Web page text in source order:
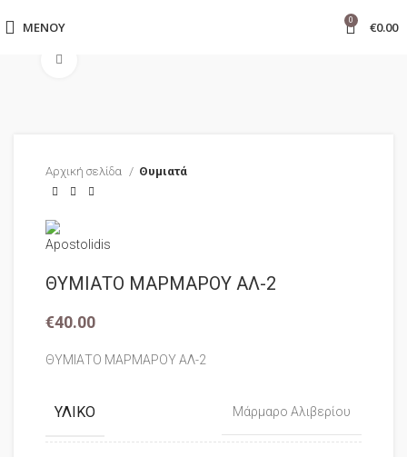
ΜΕΝΟΎ 0 €0.00
Αρχική σελίδα Θυμιατά
ΘΥΜΙΑΤΟ ΜΑΡΜΑΡΟΥ ΑΛ-2
€40.00
ΘΥΜΙΑΤΟ ΜΑΡΜΑΡΟΥ ΑΛ-2
ΥΛΙΚΌ Μάρμαρο Αλιβερίου